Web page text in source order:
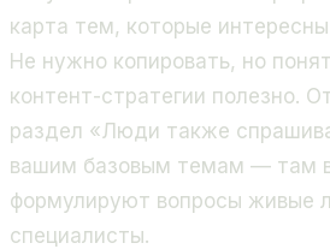
карта тем, которые
Не нужно копировать, но
контент-стратегии полезно.
раздел «Люди также
вашим базовым темам — там
формулируют вопросы живые
специалисты.